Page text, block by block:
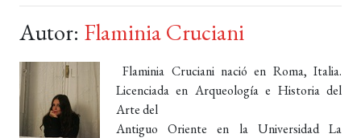
Autor: Flaminia Cruciani
Flaminia Cruciani nació en Roma, Italia.
Licenciada en Arqueología e Historia del
Arte del
Antiguo Oriente en la Universidad La